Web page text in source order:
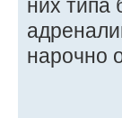
них типа
нарочно